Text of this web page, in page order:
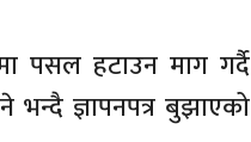
पसल हटाउन माग गर्दै
भन्दै ज्ञापनपत्र बुझाएको